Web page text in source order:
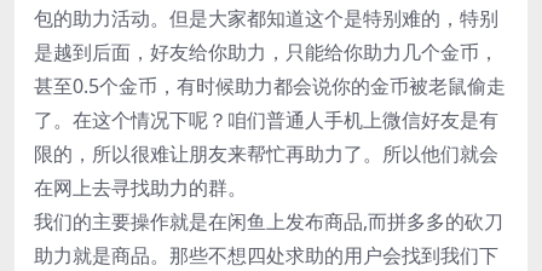
包的助力活动。但是大家都知道这个是特别难的，特别
是越到后面，好友给你助力，只能给你助力几个金币，
甚至0.5个金币，有时候助力都会说你的金币被老鼠偷走
了。在这个情况下呢？咱们普通人手机上微信好友是有
限的，所以很难让朋友来帮忙再助力了。所以他们就会
在网上去寻找助力的群。
我们的主要操作就是在闲鱼上发布商品,而拼多多的砍刀
助力就是商品。那些不想四处求助的用户会找到我们下